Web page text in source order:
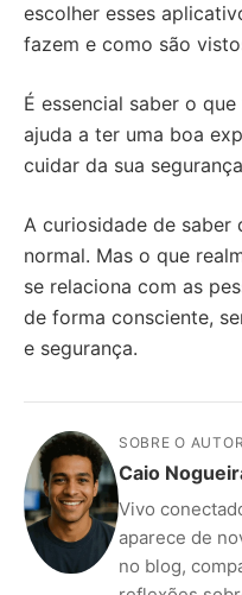
escolher esses
fazem e como são
É essencial saber o
ajuda a ter uma boa
cuidar da sua
A curiosidade de saber
normal. Mas o que
se relaciona com as
de forma consciente,
e segurança.
SOBRE O AUTOR
Caio
Vivo
aparece de
no blog,